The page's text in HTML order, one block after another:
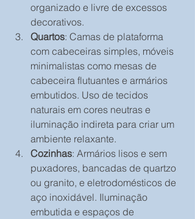
organizado e livre de excessos
decorativos.
Quartos: Camas de plataforma
com cabeceiras simples, móveis
minimalistas como mesas de
cabeceira flutuantes e armários
embutidos. Uso de tecidos
naturais em cores neutras e
iluminação indireta para criar um
ambiente relaxante.
Cozinhas: Armários lisos e sem
puxadores, bancadas de quartzo
ou granito, e eletrodomésticos de
aço inoxidável. Iluminação
embutida e espaços de